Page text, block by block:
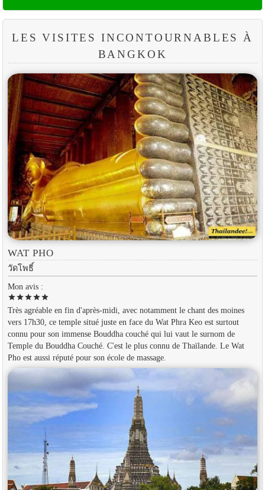
LES VISITES INCONTOURNABLES À
BANGKOK
WAT PHO
วัดโพธิ์
Mon avis :
starstarstarstarstar
Très agréable en fin d'après-midi, avec notamment le chant des moines
vers 17h30, ce temple situé juste en face du Wat Phra Keo est surtout
connu pour son immense Bouddha couché qui lui vaut le surnom de
Temple du Bouddha Couché. C'est le plus connu de Thaïlande. Le Wat
Pho est aussi réputé pour son école de massage.